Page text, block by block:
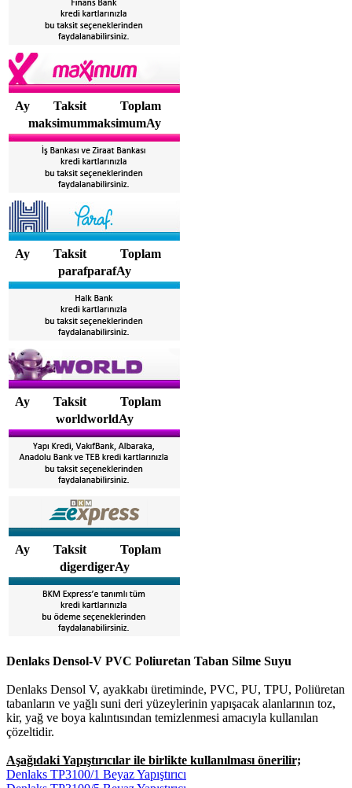
Ay Taksit
Toplam
maksimummaksimumAy
Ay Taksit
Toplam
parafparafAy
Ay Taksit
Toplam
worldworldAy
Ay Taksit
Toplam
digerdigerAy
Denlaks Densol-V PVC Poliuretan Taban Silme Suyu
Denlaks Densol V, ayakkabı üretiminde, PVC, PU, TPU, Poliüretan
tabanların ve yağlı suni deri yüzeylerinin yapışacak alanlarının toz,
kir, yağ ve boya kalıntısından temizlenmesi amacıyla kullanılan
çözeltidir.
Aşağıdaki Yapıştırıcılar ile birlikte kullanılması önerilir;
Denlaks TP3100/1 Beyaz Yapıştırıcı